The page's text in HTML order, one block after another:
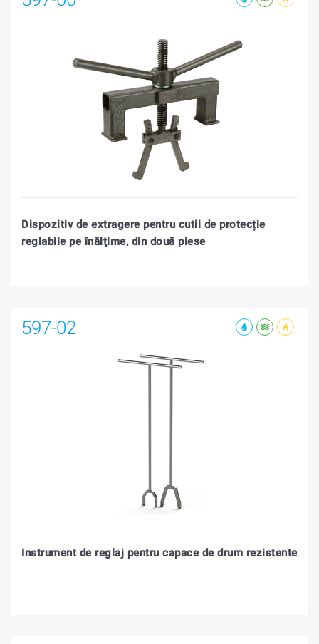
Dispozitiv de extragere pentru cutii de protecție
reglabile pe înălţime, din două piese
597-02
Instrument de reglaj pentru capace de drum rezistente